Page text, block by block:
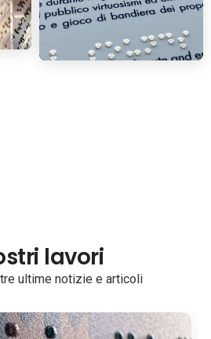
lavori
ultime notizie e articoli